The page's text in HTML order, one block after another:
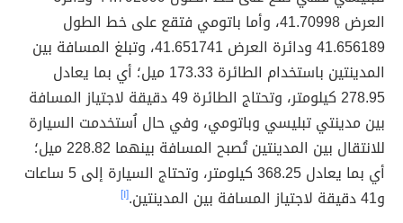
العرض 41.70998، وأما باتومي فتقع على خط الطول
41.656189 ودائرة العرض 41.651741، وتبلغ المسافة بين
المدينتين باستخدام الطائرة 173.33 ميل؛ أي بما يعادل
278.95 كيلومتر، وتحتاج الطائرة 49 دقيقة لاجتياز المسافة
بين مدينتي تبليسي وباتومي، وفي حال اُستخدمت السيارة
للانتقال بين المدينتين تُصبح المسافة بينهما 228.82 ميل؛
أي بما يعادل 368.25 كيلومتر، وتحتاج السيارة إلى 5 ساعات
و41 دقيقة لاجتياز المسافة بين المدينتين.
[١]